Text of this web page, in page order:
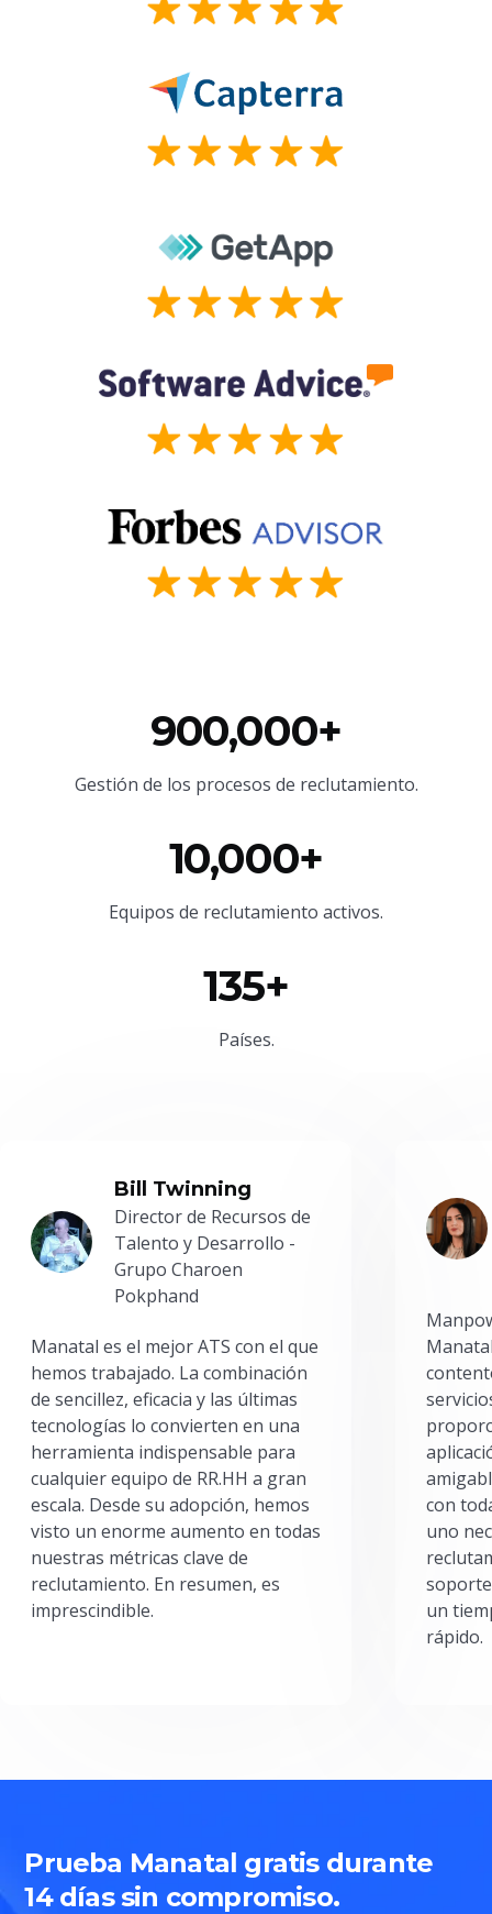
900,000+
Gestión de los procesos de reclutamiento.
10,000+
Equipos de reclutamiento activos.
135+
Países.
Bill Twinning
Director de Recursos de
Talento y Desarrollo -
Grupo Charoen
Pokphand
Manatal es el mejor ATS con el que
hemos trabajado. La combinación
de sencillez, eficacia y las últimas
tecnologías lo convierten en una
herramienta indispensable para
cualquier equipo de RR.HH a gran
escala. Desde su adopción, hemos
visto un enorme aumento en todas
nuestras métricas clave de
reclutamiento. En resumen, es
imprescindible.
con
uno
un
rápido.
Prueba Manatal gratis durante
14 días sin compromiso.